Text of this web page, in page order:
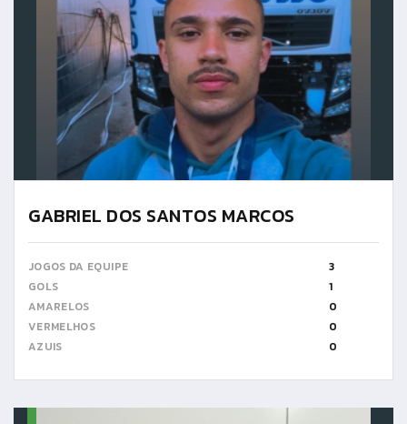
GABRIEL DOS SANTOS MARCOS
JOGOS DA EQUIPE
3
GOLS
1
AMARELOS
0
VERMELHOS
0
AZUIS
0